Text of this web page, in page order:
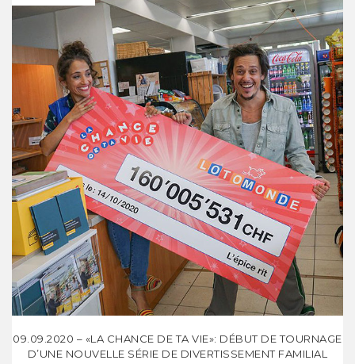
09.09.2020 – «LA CHANCE DE TA VIE»: DÉBUT DE TOURNAGE
D’UNE NOUVELLE SÉRIE DE DIVERTISSEMENT FAMILIAL